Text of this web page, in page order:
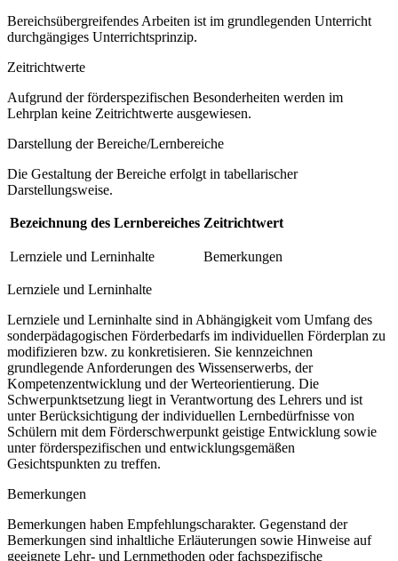
Bereichsübergreifendes Arbeiten ist im grundlegenden Unterricht
durchgängiges Unterrichtsprinzip.
Zeitrichtwerte
Aufgrund der förderspezifischen Besonderheiten werden im
Lehrplan keine Zeitrichtwerte ausgewiesen.
Darstellung der Bereiche/Lernbereiche
Die Gestaltung der Bereiche erfolgt in tabellarischer
Darstellungsweise.
Bezeichnung des Lernbereiches Zeitrichtwert
Lernziele und Lerninhalte Bemerkungen
Lernziele und Lerninhalte
Lernziele und Lerninhalte sind in Abhängigkeit vom Umfang des
sonderpädagogischen Förderbedarfs im individuellen Förderplan zu
modifizieren bzw. zu konkretisieren. Sie kennzeichnen
grundlegende Anforderungen des Wissenserwerbs, der
Kompetenzentwicklung und der Werteorientierung. Die
Schwerpunktsetzung liegt in Verantwortung des Lehrers und ist
unter Berücksichtigung der individuellen Lernbedürfnisse von
Schülern mit dem Förderschwerpunkt geistige Entwicklung sowie
unter förderspezifischen und entwicklungsgemäßen
Gesichtspunkten zu treffen.
Bemerkungen
Bemerkungen haben Empfehlungscharakter. Gegenstand der
Bemerkungen sind inhaltliche Erläuterungen sowie Hinweise auf
geeignete Lehr- und Lernmethoden oder fachspezifische